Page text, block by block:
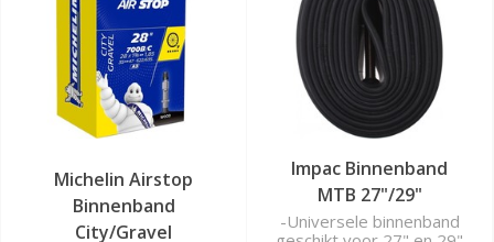
Michelin Airstop
Binnenband
City/Gravel
Impac Binnenband
MTB 27"/29"
-Universele binnenband